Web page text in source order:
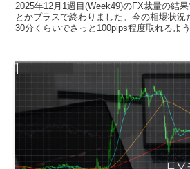
2025年12月1週目(Week49)のFX裁量の結
とかプラスで終わりました。今の相場状況
30分くらいでさっと100pips程度取れるよ